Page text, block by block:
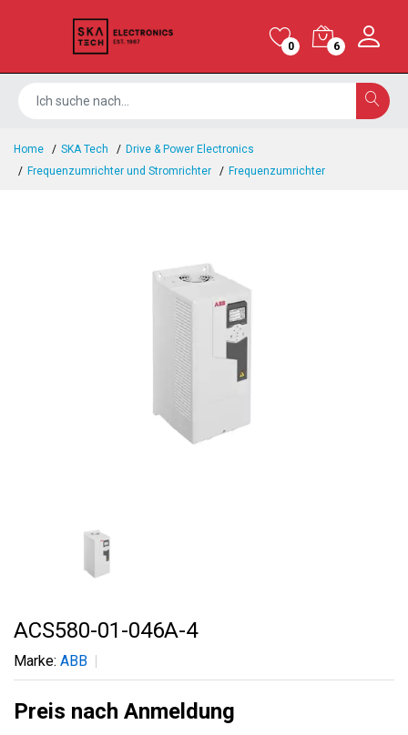
0 6
Home SKA Tech
Drive & Power Electronics
Frequenzumrichter und Stromrichter
Frequenzumrichter
ACS580-01-046A-4
Marke: ABB
Preis nach Anmeldung